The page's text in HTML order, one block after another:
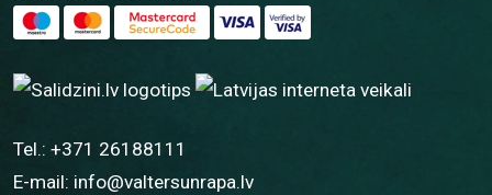
Tel.: +371 26188111
E-mail: info@valtersunrapa.lv